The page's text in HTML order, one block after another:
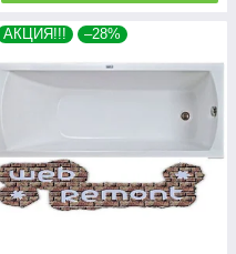
АКЦИЯ!!! –28%